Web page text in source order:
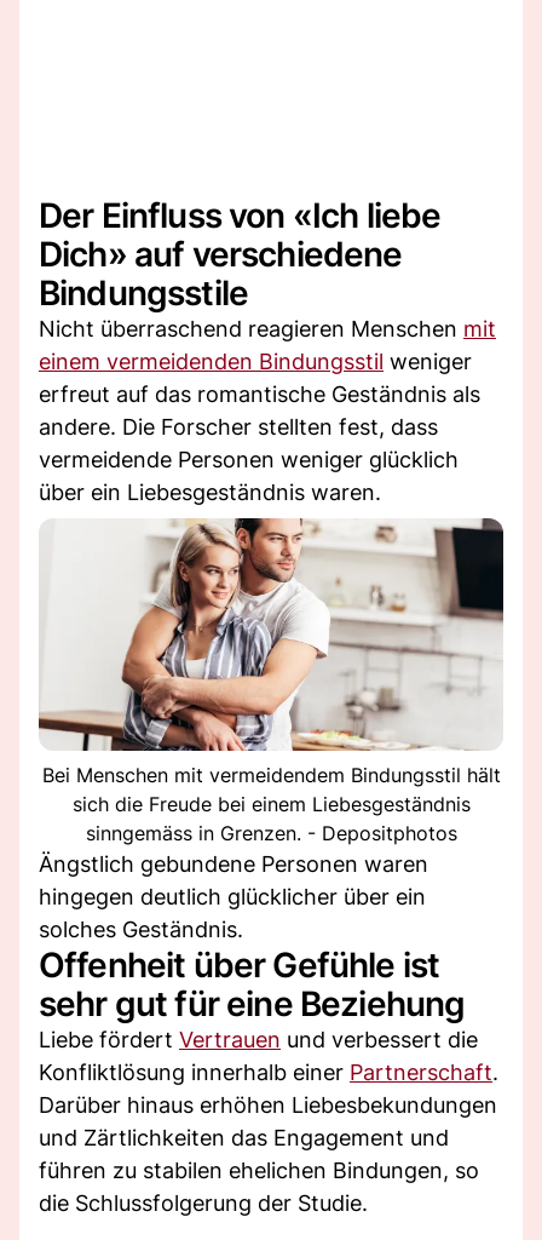
Der Einfluss von «Ich liebe
Dich» auf verschiedene
Bindungsstile
Nicht überraschend reagieren Menschen mit
einem vermeidenden Bindungsstil weniger
erfreut auf das romantische Geständnis als
andere. Die Forscher stellten fest, dass
vermeidende Personen weniger glücklich
über ein Liebesgeständnis waren.
Bei Menschen mit vermeidendem Bindungsstil hält
sich die Freude bei einem Liebesgeständnis
sinngemäss in Grenzen. - Depositphotos
Ängstlich gebundene Personen waren
hingegen deutlich glücklicher über ein
solches Geständnis.
Offenheit über Gefühle ist
sehr gut für eine Beziehung
Liebe fördert Vertrauen und verbessert die
Konfliktlösung innerhalb einer Partnerschaft.
Darüber hinaus erhöhen Liebesbekundungen
und Zärtlichkeiten das Engagement und
führen zu stabilen ehelichen Bindungen, so
die Schlussfolgerung der Studie.